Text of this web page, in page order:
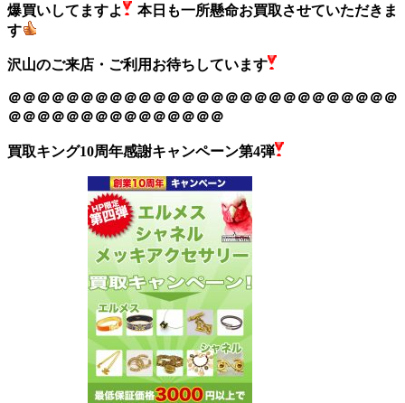
爆買いしてますよ
本日も一所懸命お買取させていただきま
す
沢山のご来店・ご利用お待ちしています
＠＠＠＠＠＠＠＠＠＠＠＠＠＠＠＠＠＠＠＠＠＠＠＠＠＠＠
＠＠＠＠＠＠＠＠＠＠＠＠＠＠＠
買取キング10周年感謝キャンペーン第4弾